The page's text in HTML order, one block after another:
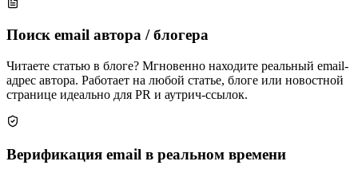
Поиск email автора / блогера
Читаете статью в блоге? Мгновенно находите реальный email-
адрес автора. Работает на любой статье, блоге или новостной
странице идеально для PR и аутрич-ссылок.
Верификация email в реальном времени